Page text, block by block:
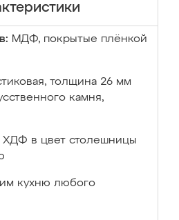
МДФ, покрытые плёнкой
толщина 26 мм
камня,
ХДФ в цвет столешницы
кухню любого